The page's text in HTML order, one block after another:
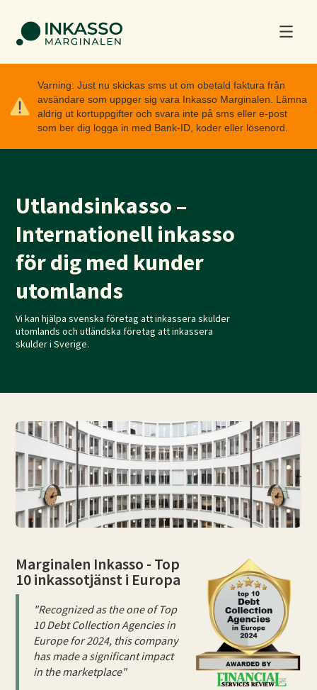
Varning: Just nu skickas sms ut om obetald faktura från
avsändare som uppger sig vara Inkasso Marginalen. Lämna
aldrig ut kortuppgifter och svara inte på sms eller e-post
som ber dig logga in med Bank-ID, koder eller lösenord.
Utlandsinkasso –
Internationell inkasso
för dig med kunder
utomlands
Vi kan hjälpa svenska företag att inkassera skulder
utomlands och utländska företag att inkassera
skulder i Sverige.
Marginalen Inkasso - Top
10 inkassotjänst i Europa
"Recognized as the one of Top
10 Debt Collection Agencies in
Europe for 2024, this company
has made a significant impact
in the marketplace"